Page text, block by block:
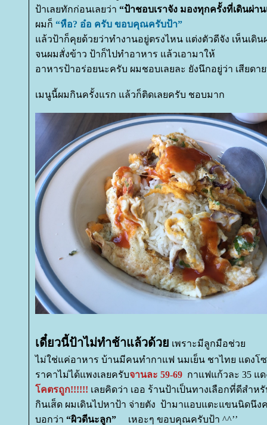
ป้าเลยทักก่อนเลยว่า “ป้าชอบเราจัง มองทุกครั้งที่เดินผ่าน
ผมก็ “หือ? อ๋อ ครับ ขอบคุณครับป้า”
ล้วป้าก็คุยด้วยว่าทำงานอยู่ตรงไหน แต่งตัวดีจัง เห็นเดิ
จนผมสั่งข้าว ป้าก็ไปทำอาหาร แล้วเอามาให้
อาหารป้าอร่อยนะครับ ผมชอบเลยละ ยังนึกอยู่ว่า เสียด
เมนูนี้ผมกินครั้งแรก แล้วก็ติดเลยครับ ชอบมาก
เดี๋ยวนี้ป้าไม่ทำช้าแล้วด้ว เพราะมีลูกมือช่ว
ไม่ใช่แค่อาหาร บ้านมีคนทำกาแฟ นมเย็น ชาไทย แดงโ
ราคาไม่ได้แพงเลยครับจานละ 59-69 กาแฟแก้วละ 35 แ
คตรถูก!!!!!! เลยคิดว่า เออ ร้านป้าเป็นทางเลือกที่ดีสำห
กินเส็ด ผมเดินไปหาป้า จ่ายตัง ป้ามาแอบแตะแขนนิดนึงค
บอกว่า “ผิวดีนะลูก”
เหอะๆ ขอบคุณครับป้า ^^’’